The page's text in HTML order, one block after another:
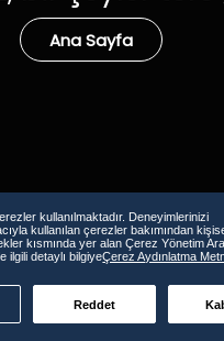
Ana Sayfa
kullanılmaktadır. Deneyimlerinizi
kullanılan çerezler bakımından
kısmında yer alan Çerez Yönetim
ilgili detaylı bilgiyeÇerez Aydınlatma
Reddet